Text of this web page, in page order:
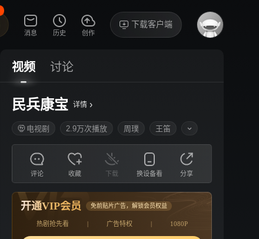
消息 历史 创作
下载客户端
视频 讨论
民兵康宝 详情 ›
电视剧 2.9万次播放 周璞 王笛
评论 收藏 下载 换设备看 分享
开通VIP会员 免前贴片广告，解锁会员权益
热剧抢先看 | 广告特权 | 1080P